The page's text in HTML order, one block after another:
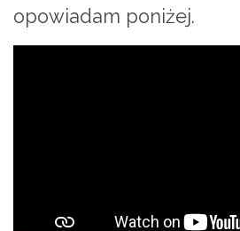
opowiadam poniżej.